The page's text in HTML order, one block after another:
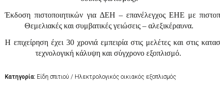
Έκδοση πιστοποιητικών για ΔΕΗ – επανέλεγχος ΕΗΕ με
Θεμελιακές και συμβατικές γειώσεις – αλεξικέραυνα.
Η επιχείρηση έχει 30 χρονιά εμπειρία στις μελέτες και στις
τεχνολογική κάλυψη και σύγχρονο εξοπλισμό.
Κατηγορία: Είδη σπιτιού / Ηλεκτρολογικός οικιακός εξοπλισμός